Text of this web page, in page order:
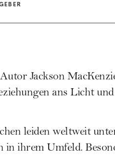
Jackson
ans Licht
leiden weltweit
in ihrem Umfeld.